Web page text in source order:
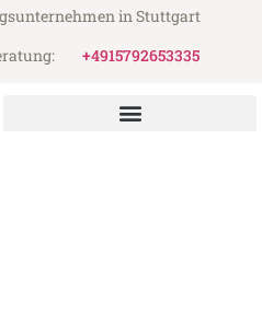
in Stuttgart
+4915792653335